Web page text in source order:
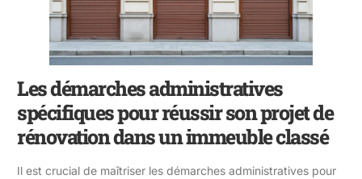
Les démarches administratives
spécifiques pour réussir son projet de
rénovation dans un immeuble classé
Il est crucial de maîtriser les démarches administratives pour